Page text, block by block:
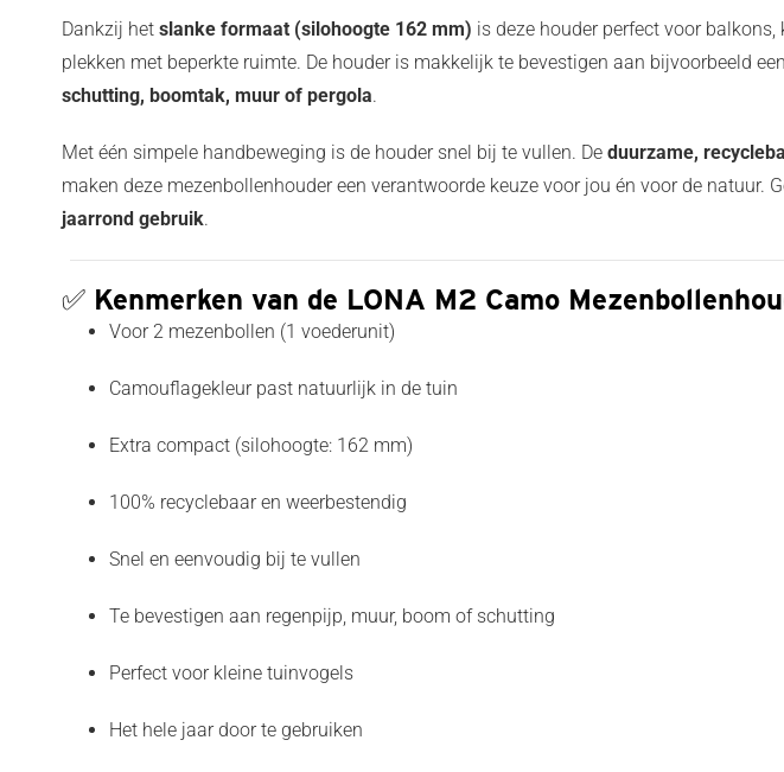
Dankzij het slanke formaat (silohoogte 162 mm) is deze houder perfect voor balkons,
plekken met beperkte ruimte. De houder is makkelijk te bevestigen aan bijvoorbeeld een
schutting, boomtak, muur of pergola.
Met één simpele handbeweging is de houder snel bij te vullen. De duurzame,
maken deze mezenbollenhouder een verantwoorde keuze voor jou én voor de natuur.
jaarrond gebruik.
✅ Kenmerken van de LONA M2 Camo
Voor 2 mezenbollen (1 voederunit)
Camouflagekleur past natuurlijk in de tuin
Extra compact (silohoogte: 162 mm)
100% recyclebaar en weerbestendig
Snel en eenvoudig bij te vullen
Te bevestigen aan regenpijp, muur, boom of schutting
Perfect voor kleine tuinvogels
Het hele jaar door te gebruiken